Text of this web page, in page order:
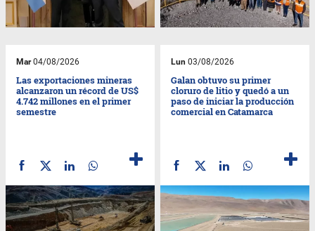
Mar04/08/2026
Las exportaciones mineras
alcanzaron un récord de US$
4.742 millones en el primer
semestre
Lun 03/08/2026
Galan obtuvo su primer
cloruro de litio y quedó a un
paso de iniciar la producción
comercial en Catamarca